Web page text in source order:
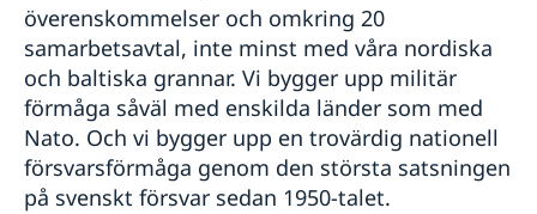
överenskommelser och omkring 20
samarbetsavtal, inte minst med våra nordiska
och baltiska grannar. Vi bygger upp militär
förmåga såväl med enskilda länder som med
Nato. Och vi bygger upp en trovärdig nationell
försvarsförmåga genom den största satsningen
på svenskt försvar sedan 1950-talet.